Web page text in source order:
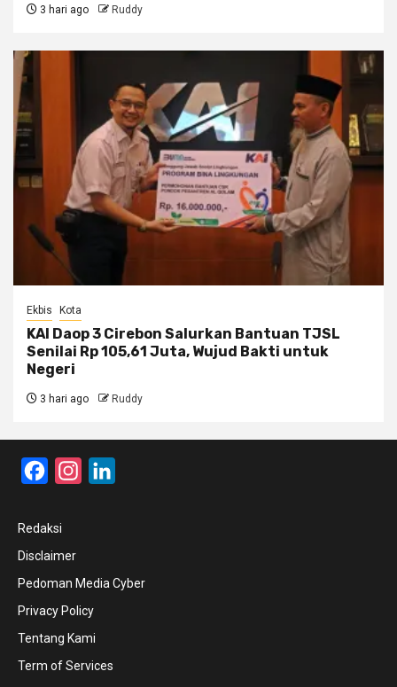
3 hari ago Ruddy
Ekbis Kota
KAI Daop 3 Cirebon Salurkan Bantuan TJSL
Senilai Rp 105,61 Juta, Wujud Bakti untuk
Negeri
3 hari ago Ruddy
FacebookInstagram
Redaksi
Disclaimer
Pedoman Media Cyber
Privacy Policy
Tentang Kami
Term of Services